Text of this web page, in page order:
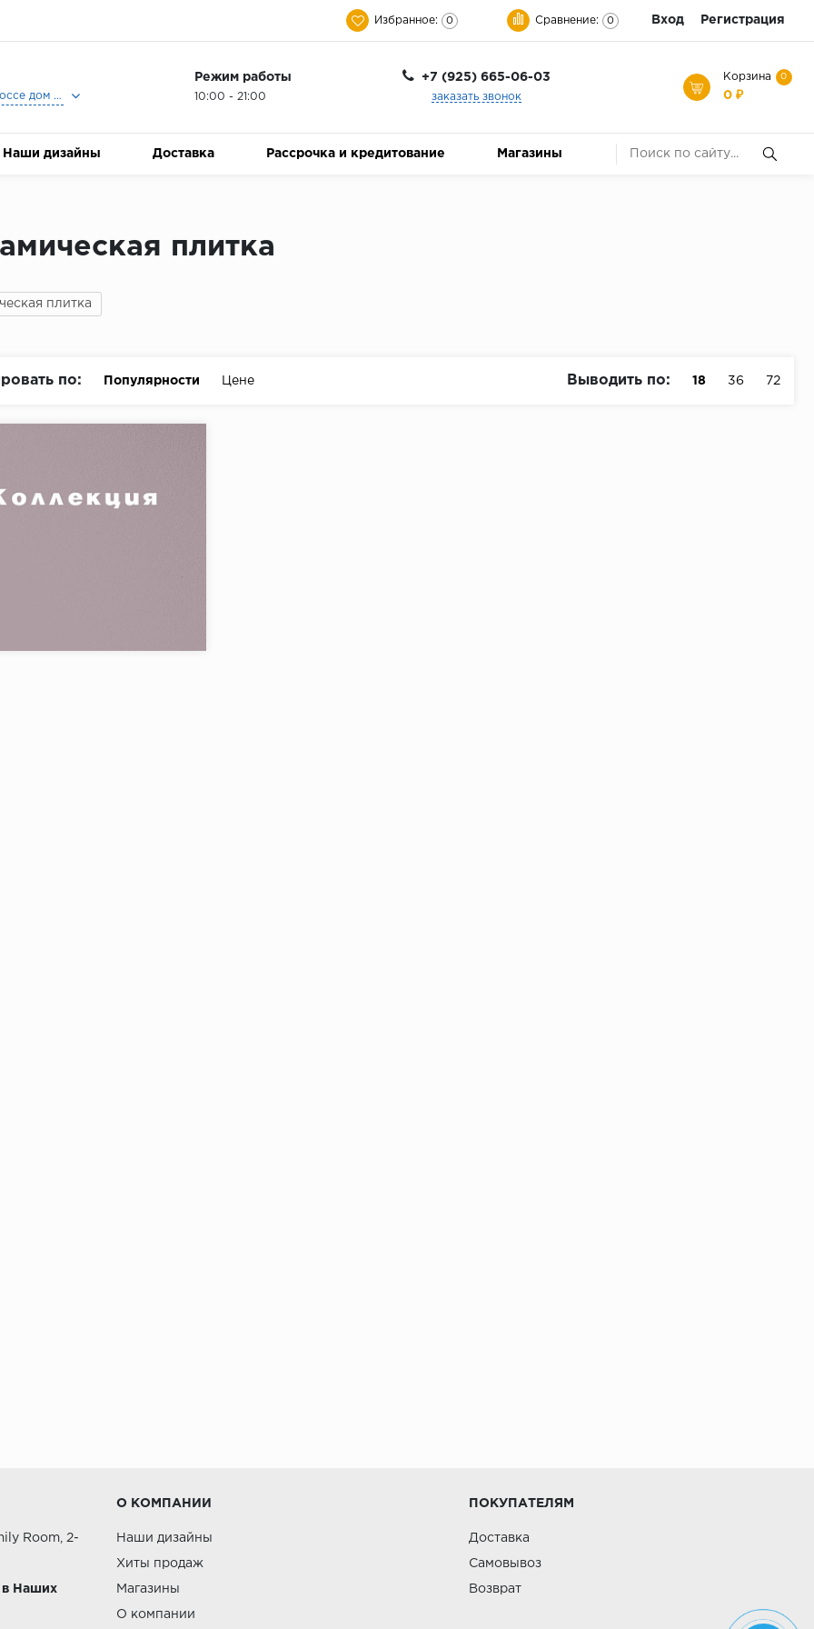
Избранное: 0 Сравнение: 0 Вход Регистрация
Москва, Ленинградское шоссе дом 25, Торговый Центр Family Room, 2-ой этаж, Магазин Керамический Бум.
Режим работы
10:00 - 21:00
+7 (925) 665-06-03
заказать звонок
Корзина 0
0 ₽
Наши дизайны Доставка Рассрочка и кредитование Магазины
плитка
плитка
по: Популярности Цене Выводить по: 18 36 72
Room, 2-
в Наших
О КОМПАНИИ
Наши дизайны
Хиты продаж
Магазины
О компании
ПОКУПАТЕЛЯМ
Доставка
Самовывоз
Возврат